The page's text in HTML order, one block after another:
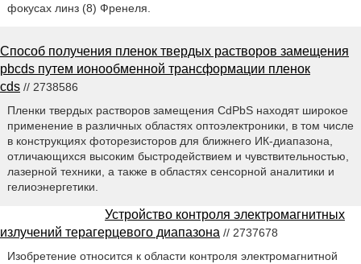
фокусах линз (8) Френеля.
Способ получения пленок твердых растворов замещения
pbcds путем ионообменной трансформации пленок
cds // 2738586
Пленки твердых растворов замещения CdPbS находят широкое
применение в различных областях оптоэлектроники, в том числе
в конструкциях фоторезисторов для ближнего ИК-диапазона,
отличающихся высоким быстродействием и чувствительностью,
лазерной техники, а также в областях сенсорной аналитики и
гелиоэнергетики.
Устройство контроля электромагнитных
излучений терагерцевого диапазона // 2737678
Изобретение относится к области контроля электромагнитной